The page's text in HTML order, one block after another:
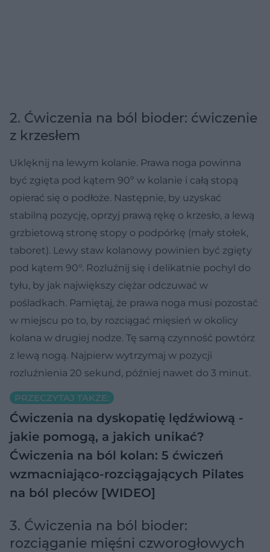
2. Ćwiczenia na ból bioder: ćwiczenie
z krzesłem
Uklęknij na lewym kolanie. Prawa noga powinna
być zgięta pod kątem 90º w kolanie i całą stopą
opierać się o podłoże. Następnie, by uzyskać
stabilną pozycję, oprzyj prawą rękę o krzesło, a lewą
grzbietową stronę stopy o podpórkę (mały stołek,
taboret). Lewy staw kolanowy powinien być zgięty
pod kątem 90°. Rozluźnij się i delikatnie pochyl do
tyłu, by jak największy ciężar odczuwać w
pośladkach. Pamiętaj, że prawa noga musi pozostać
w miejscu po to, by rozciągać mięsień w okolicy
kolana w drugiej nodze. Tę samą czynność powtórz
z lewą nogą. Najpierw wytrzymaj w pozycji
rozluźnienia 20 sekund, później nawet do 3 minut.
PRZECZYTAJ TAKŻE:
Ćwiczenia na dyskopatię lędźwiową -
jakie pomogą, a jakich unikać?
Ćwiczenia na ból kolan: 5 ćwiczeń
wzmacniająco-rozciągających Pilates
na ból pleców [WIDEO]
3. Ćwiczenia na ból bioder:
rozciąganie mięśni czworogłowych